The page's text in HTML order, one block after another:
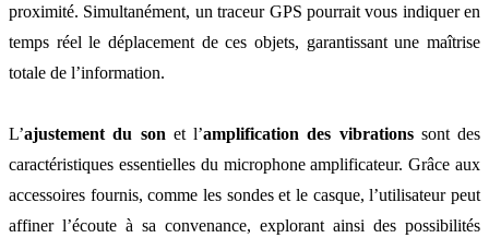
proximité. Simultanément, un traceur GPS pourrait vous indiquer en
temps réel le déplacement de ces objets, garantissant une maîtrise
totale de l’information.
L’ajustement du son et l’amplification des vibrationssont des
caractéristiques essentielles du microphone amplificateur. Grâce aux
accessoires fournis, comme les sondes et le casque, l’utilisateur peut
affiner l’écoute à sa convenance, explorant ainsi des possibilités